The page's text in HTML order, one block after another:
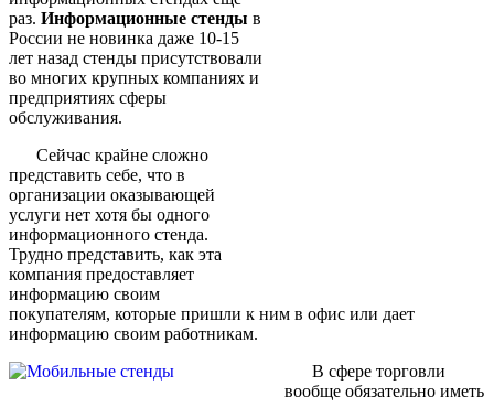
раз. Информационные стенды в
России не новинка даже 10-15
лет назад стенды присутствовали
во многих крупных компаниях и
предприятиях сферы
обслуживания.
Сейчас крайне сложно
представить себе, что в
организации оказывающей
услуги нет хотя бы одного
информационного стенда.
Трудно представить, как эта
компания предоставляет
информацию своим
покупателям, которые пришли к ним в офис или дает
информацию своим работникам.
В сфере торговли
вообще обязательно иметь